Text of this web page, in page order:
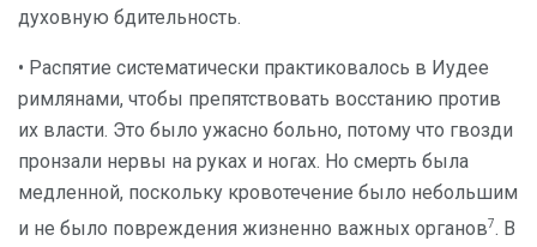
духовную бдительность.
• Распятие систематически практиковалось в Иудее
римлянами, чтобы препятствовать восстанию против
их власти. Это было ужасно больно, потому что гвозди
пронзали нервы на руках и ногах. Но смерть была
медленной, поскольку кровотечение было небольшим
и не было повреждения жизненно важных органов7. В